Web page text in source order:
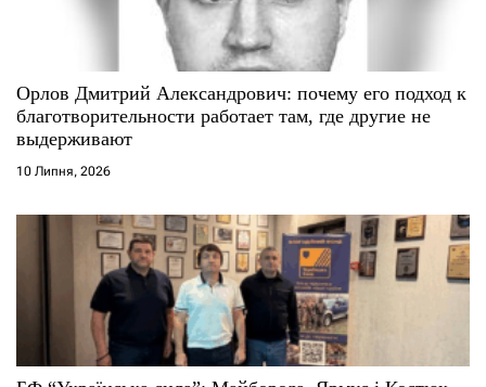
Орлов Дмитрий Александрович: почему его подход к
благотворительности работает там, где другие не
выдерживают
10 Липня, 2026